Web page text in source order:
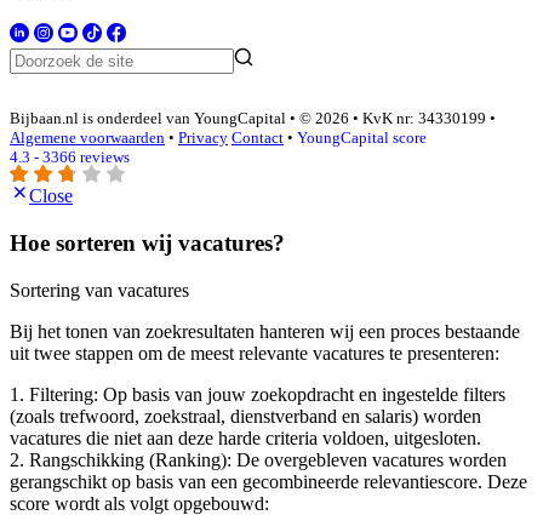
Bijbaan.nl is onderdeel van YoungCapital • © 2026 • KvK nr: 34330199 •
Algemene voorwaarden • Privacy Contact • YoungCapital score
4.3 - 3366 reviews
Close
Hoe sorteren wij vacatures?
Sortering van vacatures
Bij het tonen van zoekresultaten hanteren wij een proces bestaande
uit twee stappen om de meest relevante vacatures te presenteren:
1. Filtering: Op basis van jouw zoekopdracht en ingestelde filters
(zoals trefwoord, zoekstraal, dienstverband en salaris) worden
vacatures die niet aan deze harde criteria voldoen, uitgesloten.
2. Rangschikking (Ranking): De overgebleven vacatures worden
gerangschikt op basis van een gecombineerde relevantiescore. Deze
score wordt als volgt opgebouwd: